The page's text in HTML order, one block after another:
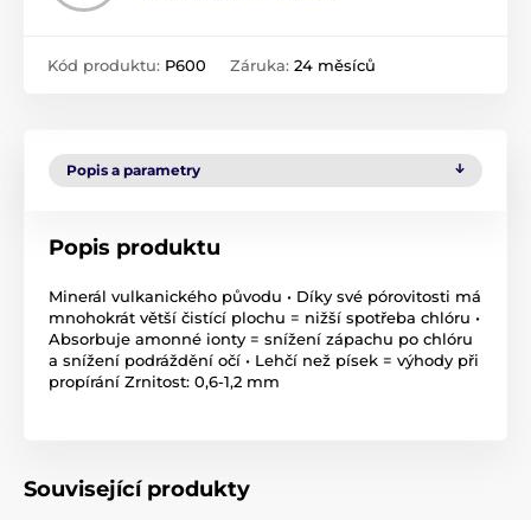
Kód produktu: P600 Záruka: 24 měsíců
Popis a parametry
Popis produktu
Minerál vulkanického původu • Díky své pórovitosti má
mnohokrát větší čistící plochu = nižší spotřeba chlóru •
Absorbuje amonné ionty = snížení zápachu po chlóru
a snížení podráždění očí • Lehčí než písek = výhody při
propírání Zrnitost: 0,6-1,2 mm
Související produkty